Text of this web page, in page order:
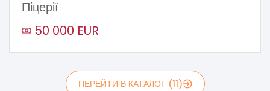
Піцерії
50 000 EUR
ПЕРЕЙТИ В КАТАЛОГ (11)